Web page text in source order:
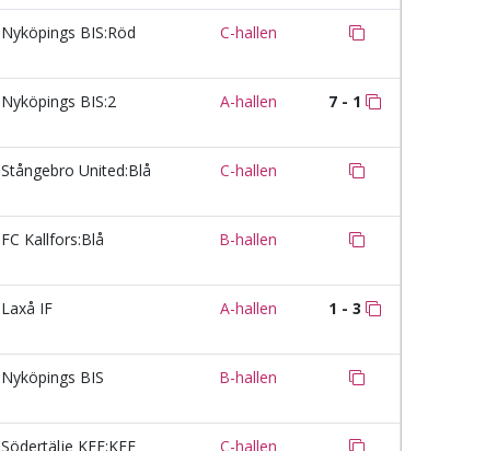
Nyköpings BIS:Röd C-hallen
Nyköpings BIS:2 A-hallen 7 - 1
Stångebro United:Blå C-hallen
FC Kallfors:Blå B-hallen
Laxå IF A-hallen 1 - 3
Nyköpings BIS B-hallen
Södertälje KFF:KFF C-hallen